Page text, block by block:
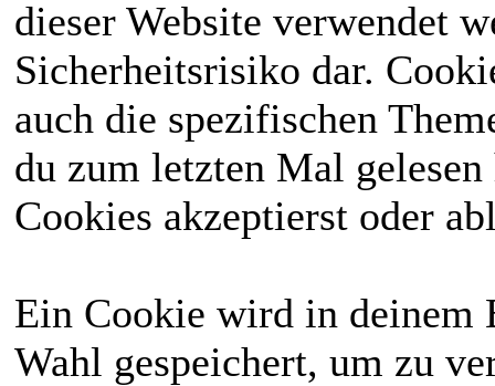
dieser Website verwendet
Sicherheitsrisiko dar.
auch die spezifischen
du zum letzten Mal
Cookies akzeptierst oder
Ein Cookie wird in deinem
Wahl gespeichert, um zu